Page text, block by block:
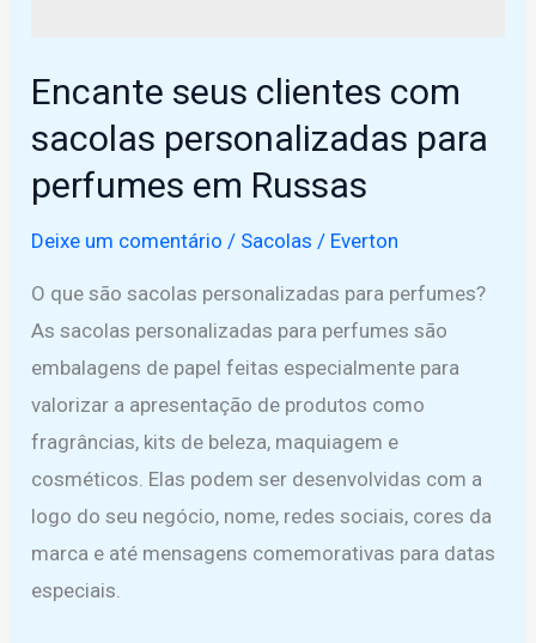
Encante seus clientes com
sacolas personalizadas para
perfumes em Russas
Deixe um comentário / Sacolas / Everton
O que são sacolas personalizadas para perfumes?
As sacolas personalizadas para perfumes são
embalagens de papel feitas especialmente para
valorizar a apresentação de produtos como
fragrâncias, kits de beleza, maquiagem e
cosméticos. Elas podem ser desenvolvidas com a
logo do seu negócio, nome, redes sociais, cores da
marca e até mensagens comemorativas para datas
especiais.